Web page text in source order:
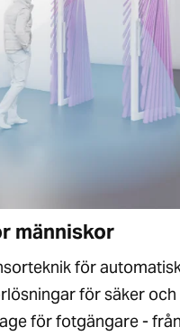
människor
för
för säker och
för fotgängare -